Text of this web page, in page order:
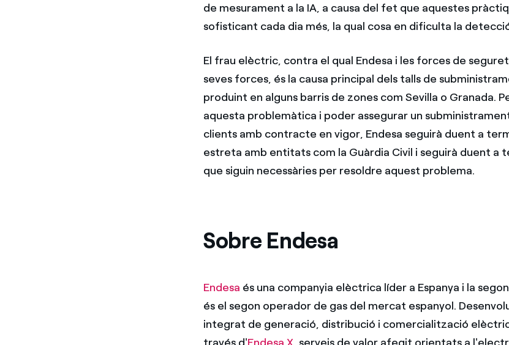
de mesurament a la IA, a causa del fet que aquestes
sofisticant cada dia més, la qual cosa en dificulta la
El frau elèctric, contra el qual Endesa i les forces de
seves forces, és la causa principal dels talls de
produint en alguns barris de zones com Sevilla o Granada.
aquesta problemàtica i poder assegurar un
clients amb contracte en vigor, Endesa seguirà duent a
estreta amb entitats com la Guàrdia Civil i seguirà duent a
que siguin necessàries per resoldre aquest problema.
Sobre Endesa
Endesa és una companyia elèctrica líder a Espanya i la
és el segon operador de gas del mercat espanyol.
integrat de generació, distribució i comercialització